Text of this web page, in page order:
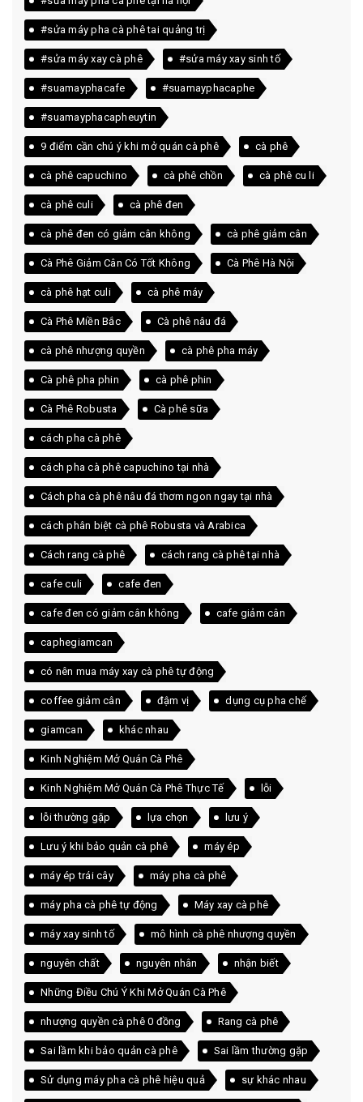
#sửa máy pha cà phê tai quảng trị
#sửa máy xay cà phê #sửa máy xay sinh tố
#suamayphacafe #suamayphacaphe
#suamayphacapheuytin
9 điểm cần chú ý khi mở quán cà phê cà phê
cà phê capuchino cà phê chồn cà phê cu li
cà phê culi cà phê đen
cà phê đen có giảm cân không cà phê giảm cân
Cà Phê Giảm Cân Có Tốt Không Cà Phê Hà Nội
cà phê hạt culi cà phê máy
Cà Phê Miền Bắc Cà phê nâu đá
cà phê nhượng quyền cà phê pha máy
Cà phê pha phin cà phê phin
Cà Phê Robusta Cà phê sữa
cách pha cà phê
cách pha cà phê capuchino tại nhà
Cách pha cà phê nâu đá thơm ngon ngay tại nhà
cách phân biệt cà phê Robusta và Arabica
Cách rang cà phê cách rang cà phê tại nhà
cafe culi cafe đen
cafe đen có giảm cân không cafe giảm cân
caphegiamcan
có nên mua máy xay cà phê tự động
coffee giảm cân đậm vị dụng cụ pha chế
giamcan khác nhau
Kinh Nghiệm Mở Quán Cà Phê
Kinh Nghiệm Mở Quán Cà Phê Thực Tế lỗi
lỗi thường gặp lựa chọn lưu ý
Lưu ý khi bảo quản cà phê máy ép
máy ép trái cây máy pha cà phê
máy pha cà phê tự động Máy xay cà phê
máy xay sinh tố mô hình cà phê nhượng quyền
nguyên chất nguyên nhân nhận biết
Những Điều Chú Ý Khi Mở Quán Cà Phê
nhượng quyền cà phê 0 đồng Rang cà phê
Sai lầm khi bảo quản cà phê Sai lầm thường gặp
Sử dụng máy pha cà phê hiệu quả sự khác nhau